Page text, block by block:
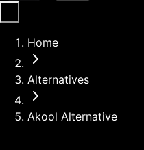
Home
Alternatives
Akool Alternative